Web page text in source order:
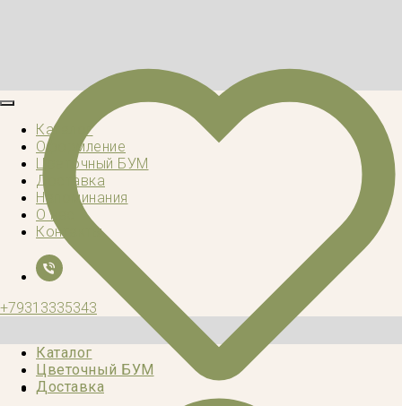
Каталог
Оформление
Цветочный БУМ
Доставка
Напоминания
О нас
Контакты
+79313335343
Каталог
Цветочный БУМ
Доставка